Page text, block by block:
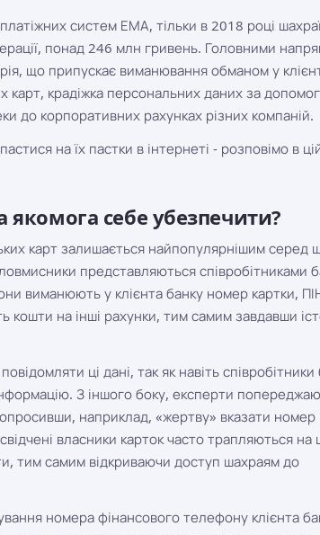
платіжних систем ЕМА, тільки в 2018 році
понад 246 млн гривень. Головними
що припускає виманювання обманом у
карт, крадіжка персональних даних за
до корпоративних рахунках різних компаній.
на їх пастки в інтернеті - розповімо в
якомога себе убезпечити?
карт залишається найпопулярнішим серед
представляються співробітниками
виманюють у клієнта банку номер картки,
на інші рахунки, тим самим завдавши
ці дані, так як навіть співробітники
З іншого боку, експерти
наприклад, «жертву» вказати номер
власники карток часто трапляються на
тим самим відкриваючи доступ шахраям до
номера фінансового телефону клієнта